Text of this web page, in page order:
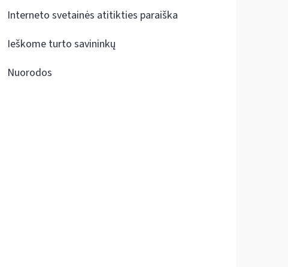
Interneto svetainės atitikties paraiška
Ieškome turto savininkų
Nuorodos